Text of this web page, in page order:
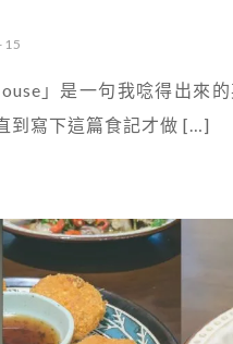
」是一句我唸得出來
到寫下這篇食記才做 […]